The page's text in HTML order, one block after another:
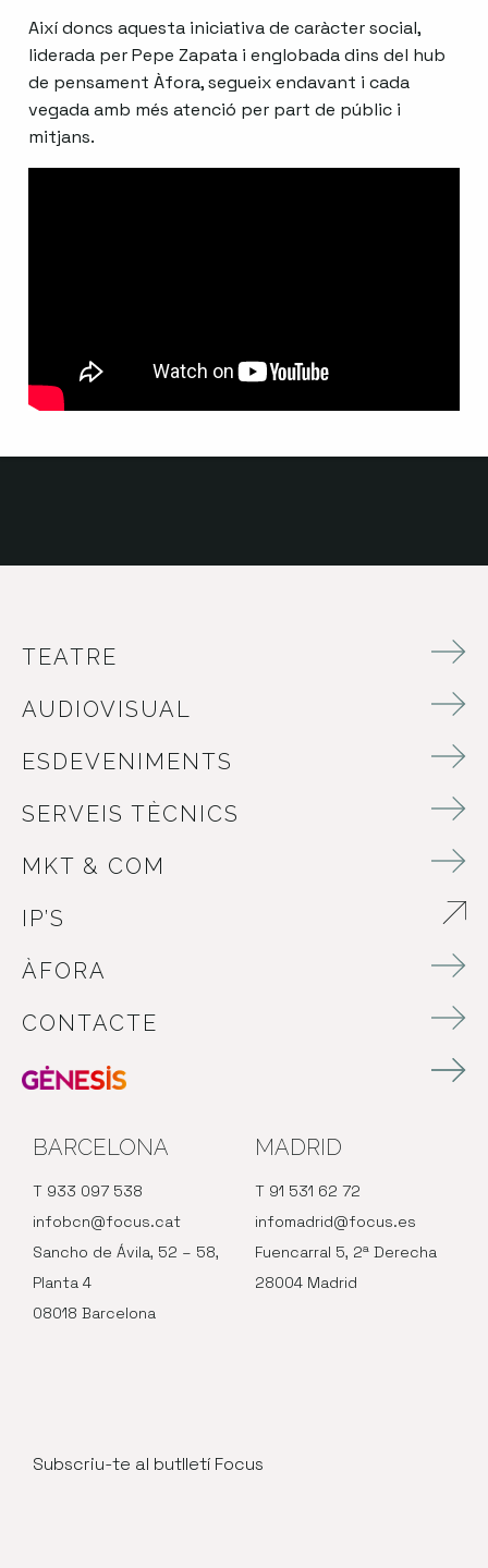
Així doncs aquesta iniciativa de caràcter social,
liderada per Pepe Zapata i englobada dins del hub
de pensament Àfora, segueix endavant i cada
vegada amb més atenció per part de públic i
mitjans.
TEATRE
AUDIOVISUAL
ESDEVENIMENTS
SERVEIS TÈCNICS
MKT & COM
IP’S
ÀFORA
CONTACTE
BARCELONA
T 933 097 538
infobcn@focus.cat
Sancho de Ávila, 52 – 58,
Planta 4
08018 Barcelona
MADRID
T 91 531 62 72
infomadrid@focus.es
Fuencarral 5, 2ª Derecha
28004 Madrid
Subscriu-te al butlletí Focus